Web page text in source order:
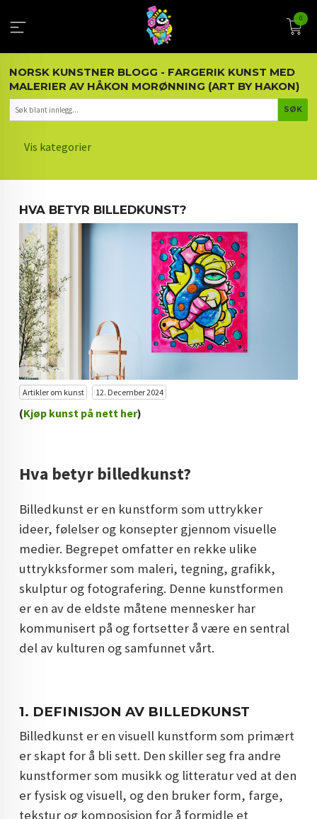
innholdet
0
NORSK KUNSTNER BLOGG - FARGERIK KUNST MED
MALERIER AV HÅKON MORØNNING (ART BY HAKON)
Vis kategorier
KUNST OG KUNSTNEREN
MALERIER BLOGG
ARTIKLER OM KUNST
INTERIØR OG KUNST
KUNST INVESTERING
KUNSTSTILER
FARGETEORI
KJØP KUNST TIL SALGS
FARGERIK KUNST
MALERIER TIL SALGS
KUNST
KUNSTNER BLOGG - EN KUNSTNERS DAGBOK
STORE MALERIER TIL STUE
DOPAMIN DECOR NORGE
HVA BETYR BILLEDKUNST?
Artikler om kunst 12. December 2024
(Kjøp kunst på nett her)
Hva betyr billedkunst?
Billedkunst er en kunstform som uttrykker
ideer, følelser og konsepter gjennom visuelle
medier. Begrepet omfatter en rekke ulike
uttrykksformer som maleri, tegning, grafikk,
skulptur og fotografering. Denne kunstformen
er en av de eldste måtene mennesker har
kommunisert på og fortsetter å være en sentral
del av kulturen og samfunnet vårt.
1. DEFINISJON AV BILLEDKUNST
Billedkunst er en visuell kunstform som primært
er skapt for å bli sett. Den skiller seg fra andre
kunstformer som musikk og litteratur ved at den
er fysisk og visuell, og den bruker form, farge,
tekstur og komposisjon for å formidle et